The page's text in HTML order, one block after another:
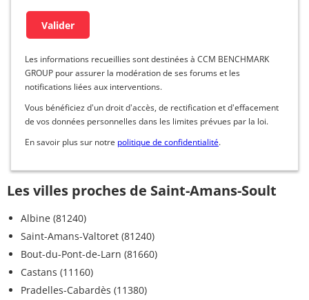
Les informations recueillies sont destinées à CCM BENCHMARK
GROUP pour assurer la modération de ses forums et les
notifications liées aux interventions.
Vous bénéficiez d'un droit d'accès, de rectification et d'effacement
de vos données personnelles dans les limites prévues par la loi.
En savoir plus sur notre politique de confidentialité.
Les villes proches de Saint-Amans-Soult
Albine (81240)
Saint-Amans-Valtoret (81240)
Bout-du-Pont-de-Larn (81660)
Castans (11160)
Pradelles-Cabardès (11380)